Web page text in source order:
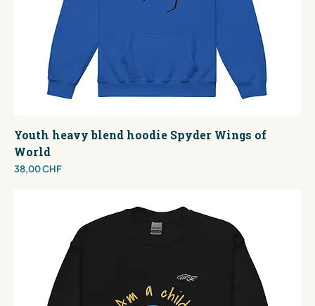
Youth heavy blend hoodie Spyder Wings of
World
Preis
38,00 CHF